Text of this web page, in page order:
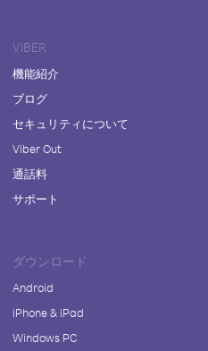
VIBER
機能紹介
ブログ
セキュリティについて
Viber Out
通話料
サポート
ダウンロード
Android
iPhone & iPad
Windows PC